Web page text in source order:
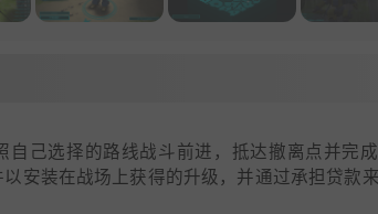
己选择的路线战斗前进，抵达撤离点并完
安装在战场上获得的升级，并通过承担贷款